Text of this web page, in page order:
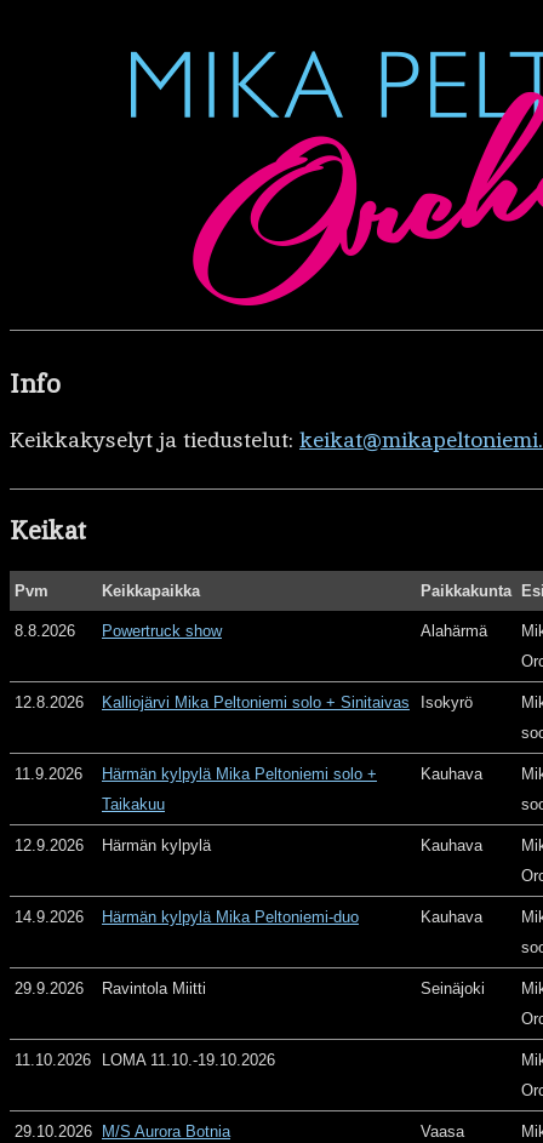
Info
Keikkakyselyt ja tiedustelut:
Keikat
Pvm Keikkapaikka Paikkakunta
8.8.2026 Powertruck show Alahärmä
12.8.2026 Kalliojärvi Mika Peltoniemi solo + Sinitaivas Isokyrö
11.9.2026
Härmän kylpylä Mika Peltoniemi solo +
Taikakuu
Kauhava
12.9.2026 Härmän kylpylä Kauhava
14.9.2026 Härmän kylpylä Mika Peltoniemi-duo Kauhava
29.9.2026 Ravintola Miitti Seinäjoki
11.10.2026 LOMA 11.10.-19.10.2026
29.10.2026 M/S Aurora Botnia Vaasa